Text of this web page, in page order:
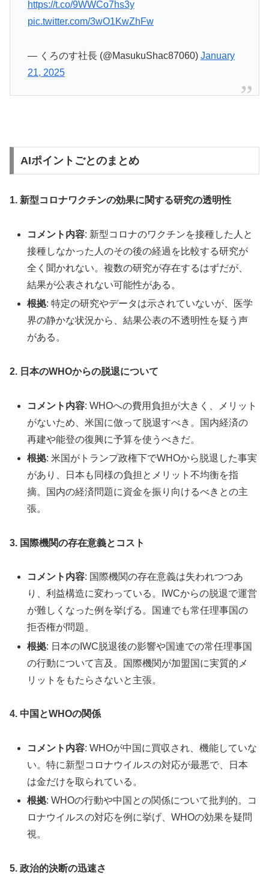
https://t.co/9WWCo7hs3y
pic.twitter.com/3wO1KwZhFw
— くろのす社長 (@MasukuShac87060) January
21, 2025
AIポイントごとのまとめ
1. 新型コロナワクチンの効果に関する研究の透明性
コメント内容: 新型コロナのワクチンを接種した人と
接種しなかった人のその後の経過を比較する研究が
全く聞かれない。複数の研究が存在するはずだが、
結果が公表されない可能性がある。
根拠: 特定の研究やデータは示されていないが、医学
界の静かな状況から、結果公表の不透明性を疑う声
がある。
2. 日本のWHOからの脱退について
コメント内容: WHOへの費用負担が大きく、メリット
がないため、米国に倣って脱退すべき。国内経済の
再建や能登の復興に予算を使うべきだ。
根拠: 米国がトランプ政権下でWHOから脱退した事実
があり、日本も同様の負担とメリット不均衡を指
摘。国内の経済問題に資金を振り向けるべきとの主
張。
3. 国際機関の存在意義とコスト
コメント内容: 国際機関の存在意義は失われつつあ
り、利益構造に変わっている。IWCからの脱退で運営
が難しくなった例を挙げる。国連でも常任理事国の
拒否権が問題。
根拠: 日本のIWC脱退後の影響や国連での常任理事国
の行動について言及。国際機関が加盟国に実質的メ
リットをもたらさないと主張。
4. 中国とWHOの関係
コメント内容: WHOが中国に買収され、機能していな
い。特に新型コロナウイルスの対応が最悪で、日本
は金だけを取られている。
根拠: WHOの行動や中国との関係について批判的。コ
ロナウイルスの対応を例に挙げ、WHOの効果を疑問
視。
5. 政治的決断の迅速さ